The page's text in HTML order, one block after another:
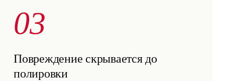
03
Повреждение скрывается до
полировки